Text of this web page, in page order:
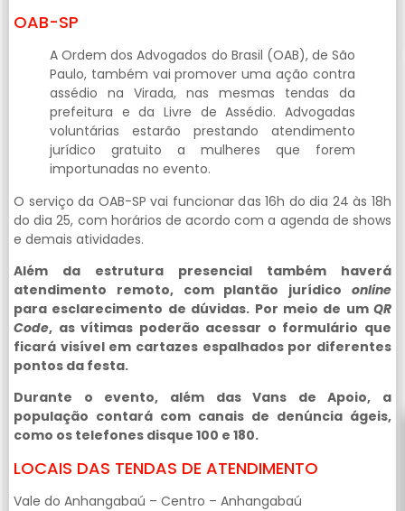
OAB-SP
A Ordem dos Advogados do Brasil (OAB), de São
Paulo, também vai promover uma ação contra
assédio na Virada, nas mesmas tendas da
prefeitura e da Livre de Assédio. Advogadas
voluntárias estarão prestando atendimento
jurídico gratuito a mulheres que forem
importunadas no evento.
O serviço da OAB-SP vai funcionar das 16h do dia 24 às 18h
do dia 25, com horários de acordo com a agenda de shows
e demais atividades.
Além da estrutura presencial também haverá
atendimento remoto, com plantão jurídico online
para esclarecimento de dúvidas. Por meio de um QR
Code, as vítimas poderão acessar o formulário que
ficará visível em cartazes espalhados por diferentes
pontos da festa.
Durante o evento, além das Vans de Apoio, a
população contará com canais de denúncia ágeis,
como os telefones disque 100 e 180.
LOCAIS DAS TENDAS DE ATENDIMENTO
Vale do Anhangabaú – Centro – Anhangabaú